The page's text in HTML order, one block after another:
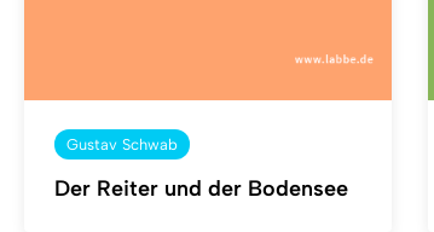
Gustav Schwab
Der Reiter und der Bodensee